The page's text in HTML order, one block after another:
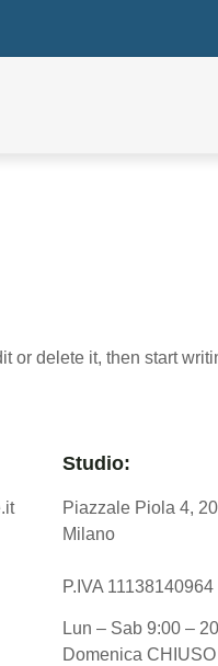
or delete it, then start
Studio:
Piazzale Piola 4,
Milano
P.IVA 11138140964
Lun – Sab 9:00 –
Domenica CHIUSO